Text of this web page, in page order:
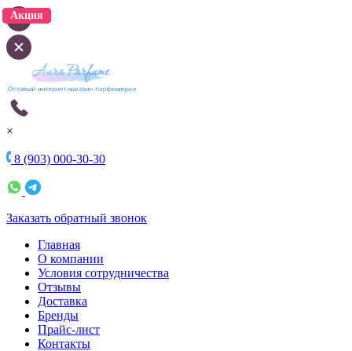
×
8 (903) 000-30-30
Заказать обратный звонок
Главная
О компании
Условия сотрудничества
Отзывы
Доставка
Бренды
Прайс-лист
Контакты
Акция
Акция